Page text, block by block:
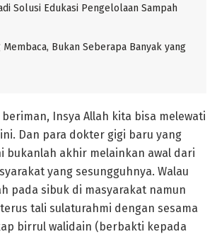
Solusi Edukasi Pengelolaan Sampah
Bukan Seberapa Banyak yang
beriman, Insya Allah kita bisa melewati
Dan para dokter gigi baru yang
bukanlah akhir melainkan awal dari
yang sesungguhnya. Walau
pada sibuk di masyarakat namun
tali sulaturahmi dengan sesama
birrul walidain (berbakti kepada